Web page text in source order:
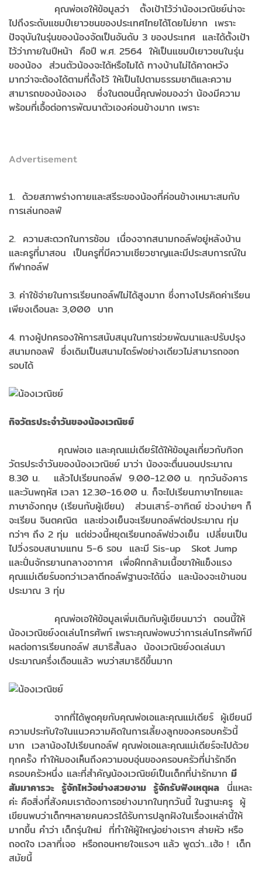
คุณพ่อเอให้ข้อมูลว่า ตั้งเป้าไว้ว่าน้องเวณิชย์น่าจะ
ไปถึงระดับแชมป์เยาวชนของประเทศไทยได้โดยไม่ยาก เพราะ
ปัจจุบันในรุ่นของน้องจัดเป็นอันดับ 3 ของประเทศ และได้ตั้งเป้า
ไว้ว่าภายในปีหน้า คือปี พ.ศ. 2564 ให้เป็นแชมป์เยาวชนในรุ่น
ของน้อง ส่วนตัวน้องจะได้หรือไมได้ ทางบ้านไม่ได้คาดหวัง
มากว่าจะต้องได้ตามที่ตั้งไว้ ให้เป็นไปตามธรรมชาติและความ
สามารถของน้องเอง ซึ่งในตอนนี้คุณพ่อมองว่า น้องมีความ
พร้อมที่เอื้อต่อการพัฒนาตัวเองค่อนข้างมาก เพราะ
Advertisement
1. ด้วยสภาพร่างกายและสรีระของน้องที่ค่อนข้างเหมาะสมกับ
การเล่นกอลฟ์
2. ความสะดวกในการซ้อม เนื่องจากสนามกอล์ฟอยู่หลังบ้าน
และครูที่มาสอน เป็นครูที่มีความเชียวชาญและมีประสบการณ์ใน
กีฬากอล์ฟ
3. ค่าใช้จ่ายในการเรียนกอล์ฟไม่ได้สูงมาก ซึ่งทางโปรคิดค่าเรียน
เพียงเดือนละ 3,000 บาท
4. ทางผู้ปกครองให้การสนับสนุนในการช่วยพัฒนาและปรับปรุง
สนามกอลฟ์ ซึ่งเดิมเป็นสนามไดร์ฟอย่างเดียวไม่สามารถออก
รอบได้
กิจวัตรประจำวันของน้องเวณิชย์
คุณพ่อเอ และคุณแม่เดียร์ได้ให้ข้อมูลเกี่ยวกับกิจก
วัตรประจำวันของน้องเวณิชย์ มาว่า น้องจะตื่นนอนประมาณ
8.30 น. แล้วไปเรียนกอล์ฟ 9.00-12.00 น. ทุกวันอังคาร
และวันพฤหัส เวลา 12.30-16.00 น. ก็จะไปเรียนภาษาไทยและ
ภาษาอังกฤษ (เรียนกับผู้เขียน) ส่วนเสาร์-อาทิตย์ ช่วงบ่ายๆ ก็
จะเรียน จินตคณิต และช่วงเย็นจะเรียนกอล์ฟต่อประมาณ ทุ่ม
กว่าๆ ถึง 2 ทุ่ม แต่ช่วงนี้หยุดเรียนกอล์ฟช่วงเย็น เปลี่ยนเป็น
ไปวิ่งรอบสนามแทน 5-6 รอบ และมี Sis-up Skot Jump
และปั่นจักรยานกลางอากาศ เพื่อฝึกกล้ามเนื้อขาให้แข็งแรง
คุณแม่เดียร์บอกว่าเวลาตีกอล์ฟฐานจะได้นิ่ง และน้องจะเข้านอน
ประมาณ 3 ทุ่ม
คุณพ่อเอให้ข้อมูลเพิ่มเติมกับผู้เขียนมาว่า ตอนนี้ให้
น้องเวณิชย์งดเล่นโทรศัพท์ เพราะคุณพ่อพบว่าการเล่นโทรศัพท์มี
ผลต่อการเรียนกอล์ฟ สมาธิสั้นลง น้องเวณิชย์งดเล่นมา
ประมาณครึ่งเดือนแล้ว พบว่าสมาธิดีขึ้นมาก
จากที่ได้พูดคุยกับคุณพ่อเอและคุณแม่เดียร์ ผู้เขียนมี
ความประทับใจในแนวความคิดในการเลี้ยงลูกของครอบครัวนี้
มาก เวลาน้องไปเรียนกอล์ฟ คุณพ่อเอและคุณแม่เดียร์จะไปด้วย
ทุกครั้ง ทำให้มองเห็นถึงความอบอุ่นของครอบครัวที่น่ารักอีก
ครอบครัวหนึ่ง และที่สำคัญน้องเวณิชย์เป็นเด็กที่น่ารักมาก มี
สัมมาคารวะ รู้จักไหว้อย่างสวยงาม รู้จักรับฟังเหตุผล นี่แหละ
ค่ะ คือสิ่งที่สังคมเราต้องการอย่างมากในทุกวันนี้ ในฐานะครู ผู้
เขียนพบว่าเด็กๆหลายคนควรได้รับการปลูกฝังในเรื่องเหล่านี้ให้
มากขึ้น คำว่า เด็กรุ่นใหม่ ที่ทำให้ผู้ใหญ่อย่างเราๆ ส่ายหัว หรือ
ถอดใจ เวลาที่เจอ หรือถอนหายใจแรงๆ แล้ว พูดว่า...เฮ้อ ! เด็ก
สมัยนี้